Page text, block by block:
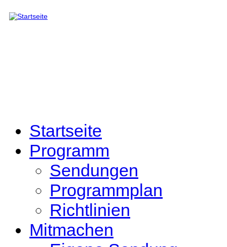
Direkt zum Inhalt
Startseite
Programm
Sendungen
Programmplan
Richtlinien
Mitmachen